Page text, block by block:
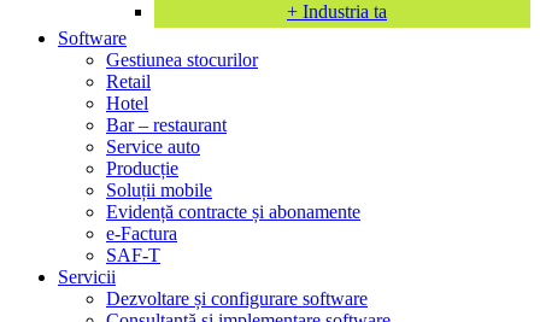
+ Industria ta
Software
Gestiunea stocurilor
Retail
Hotel
Bar – restaurant
Service auto
Producție
Soluții mobile
Evidență contracte și abonamente
e-Factura
SAF-T
Servicii
Dezvoltare și configurare software